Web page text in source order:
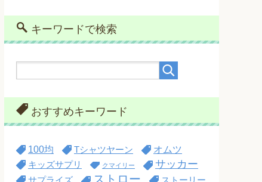
キーワードで検索
おすすめキーワード
100均 Tシャツヤーン オムツ
キッズサプリ クマイリー サッカー
ストロー